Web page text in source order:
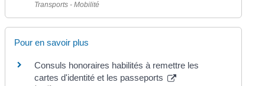
Transports - Mobilité
Pour en savoir plus
Consuls honoraires habilités à remettre les
cartes d'identité et les passeports